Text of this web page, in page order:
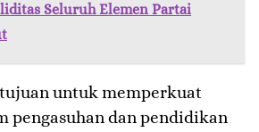
Seluruh Elemen Partai
untuk memperkuat
pengasuhan dan pendidikan